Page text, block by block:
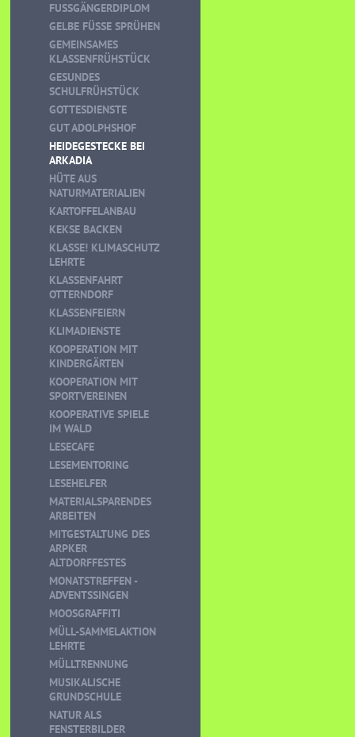
FUSSGÄNGERDIPLOM
GELBE FÜSSE SPRÜHEN
GEMEINSAMES
KLASSENFRÜHSTÜCK
GESUNDES
SCHULFRÜHSTÜCK
GOTTESDIENSTE
GUT ADOLPHSHOF
HEIDEGESTECKE BEI
ARKADIA
HÜTE AUS
NATURMATERIALIEN
KARTOFFELANBAU
KEKSE BACKEN
KLASSE! KLIMASCHUTZ
LEHRTE
KLASSENFAHRT
OTTERNDORF
KLASSENFEIERN
KLIMADIENSTE
KOOPERATION MIT
KINDERGÄRTEN
KOOPERATION MIT
SPORTVEREINEN
KOOPERATIVE SPIELE
IM WALD
LESECAFE
LESEMENTORING
LESEHELFER
MATERIALSPARENDES
ARBEITEN
MITGESTALTUNG DES
ARPKER
ALTDORFFESTES
MONATSTREFFEN -
ADVENTSSINGEN
MOOSGRAFFITI
MÜLL-SAMMELAKTION
LEHRTE
MÜLLTRENNUNG
MUSIKALISCHE
GRUNDSCHULE
NATUR ALS
FENSTERBILDER